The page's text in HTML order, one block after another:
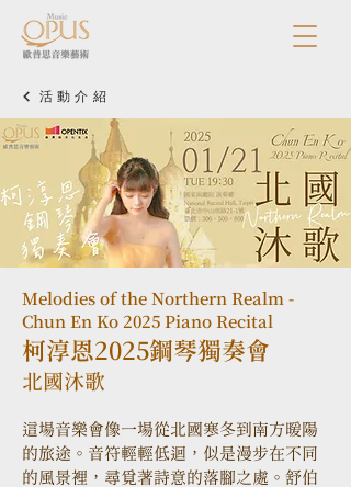
活動介紹
Melodies of the Northern Realm -
Chun En Ko 2025 Piano Recital
柯淳恩2025鋼琴獨奏會
北國沐歌
這場音樂會像一場從北國寒冬到南方暖陽
的旅途。音符輕輕低迴，似是漫步在不同
的風景裡，尋覓著詩意的落腳之處。舒伯